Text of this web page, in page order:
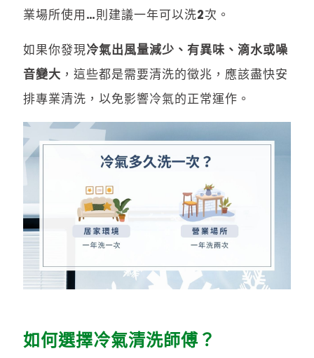
業場所使用…則建議一年可以洗2次。
如果你發現冷氣出風量減少、有異味、滴水或噪
音變大 ，這些都是需要清洗的徵兆，應該盡快安
排專業清洗，以免影響冷氣的正常運作。
如何選擇冷氣清洗師傅？